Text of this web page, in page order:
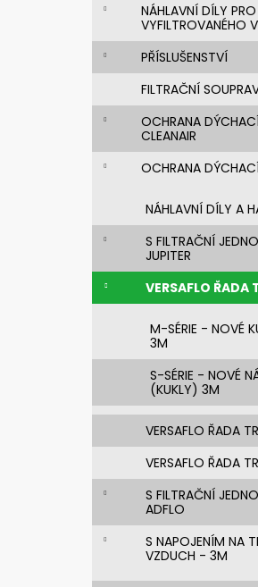
NÁHLAVNÍ DÍLY
VYFILTROVANÉHO
PŘÍSLUŠENSTVÍ
FILTRAČNÍ
OCHRANA
CLEANAIR
OCHRANA
NÁHLAVNÍ DÍLY A
S FILTRAČNÍ
JUPITER
VERSAFLO ŘADA
M-SÉRIE - NOVÉ
3M
S-SÉRIE - NOVÉ
(KUKLY) 3M
VERSAFLO ŘADA
VERSAFLO ŘADA
S FILTRAČNÍ
ADFLO
S NAPOJENÍM NA
VZDUCH - 3M
631010 SVÁŘEČSKÁ
SPEEDGLAS G5-03 E S
01/03NC
5 002,86 Kč
Původně:6 253,57 Kč